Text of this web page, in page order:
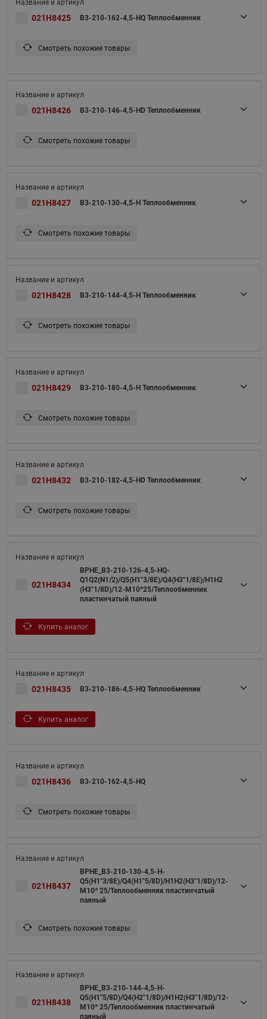
021H8425 B3-210-162-4,5-HQ Теплообменник
Смотреть похожие товары
021H8426 B3-210-146-4,5-HD Теплообменник
Смотреть похожие товары
021H8427 B3-210-130-4,5-H Теплообменник
Смотреть похожие товары
021H8428 B3-210-144-4,5-H Теплообменник
Смотреть похожие товары
021H8429 B3-210-180-4,5-H Теплообменник
Смотреть похожие товары
021H8432 B3-210-182-4,5-HD Теплообменник
Смотреть похожие товары
021H8434
BPHE_B3-210-126-4,5-HQ-
Q1Q2(N1/2)/Q5(H1"3/8E)/Q4(H3"1/8E)/H1H2
(H3"1/8D)/12-M10*25/Теплообменник
пластинчатый паяный
Купить аналог
021H8435 B3-210-186-4,5-HQ Теплообменник
Купить аналог
021H8436 B3-210-162-4,5-HQ
Смотреть похожие товары
021H8437
BPHE_B3-210-130-4,5-H-
Q5(H1"3/8E)/Q4(H1"5/8D)/H1H2(H3"1/8D)/12-
M10* 25/Теплообменник пластинчатый
паяный
Смотреть похожие товары
021H8438
BPHE_B3-210-144-4,5-H-
Q5(H1"5/8D)/Q4(H2"1/8D)/H1H2(H3"1/8D)/12-
M10* 25/Теплообменник пластинчатый
паяный